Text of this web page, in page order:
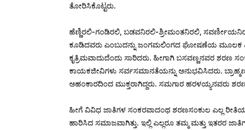
ತೋರಿಸಿಕೊಟ್ಟರು.
ಹೆಣ್ಣಿರಲಿ-ಗಂಡಿರಲಿ, ಬಡವನಿರಲಿ-ಶ್ರೀಮಂತನಿರಲಿ,
ಕೂಡಿದವರು ಎಂಬುದನ್ನು ಜಂಗಮಲಿಂಗದ ಘೋಷಣೆಯ ಮೂಲಕ
ಕೃತ್ರಿಮವಾದುದೆಂದು ಸಾರಿದರು. ಹೀಗಾಗಿ ಬಸವಣ್ಣನವರ ಶರಣ
ಕಾಯಕಜೀವಿಗಳು ಸರ್ವಸಮಾನತೆಯನ್ನು ಅನುಭವಿಸಿದರು.
ಅಹಂಕಾರದಿಂದ ಮುಕ್ತರಾಗಿದ್ದರು. ಸಮಗಾರ ಹರಳಯ್ಯನವರು
ಹೀಗೆ ವಿವಿಧ ಜಾತಿಗಳ ಸಂಕರವಾದಂಥ ಶರಣಸಂಕುಲ ಎಲ್ಲ
ಹಾರಿಸಿದ ಸಮಾಜವಾಗಿತ್ತು. ಇಲ್ಲಿ ಎಲ್ಲರೂ ತಮ್ಮ ಮತ್ತು ಇತರರ